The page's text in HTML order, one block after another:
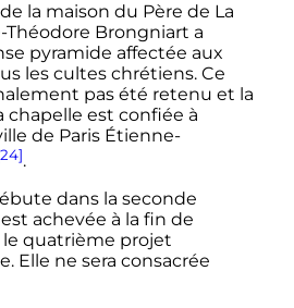
la maison du Père de La
Théodore Brongniart a
pyramide affectée aux
les cultes chrétiens. Ce
pas été retenu et la
est confiée à
de Paris Étienne-
.
dans la seconde
achevée à la fin de
le quatrième projet
Elle ne sera consacrée